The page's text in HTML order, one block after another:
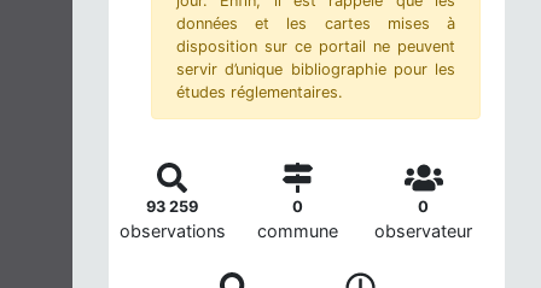
données et les cartes mises à
disposition sur ce portail ne peuvent
servir d’unique bibliographie pour les
études réglementaires.
93 259
observations
0
commune
0
observateur